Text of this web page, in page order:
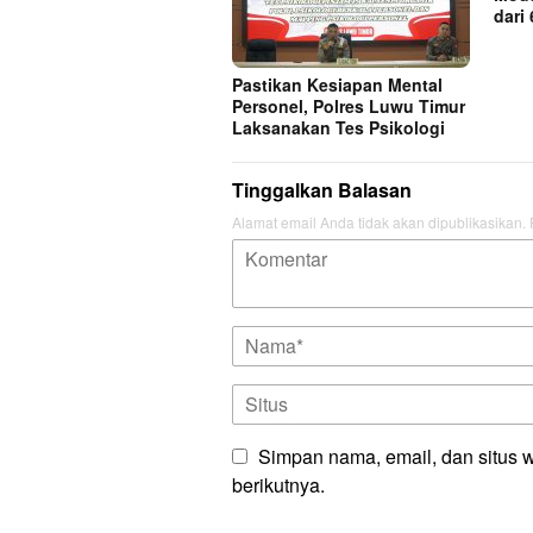
Pastikan Kesiapan Mental
Personel, Polres Luwu Timur
Laksanakan Tes Psikologi
dari
Tinggalkan Balasan
Alamat email Anda tidak akan dipublikasikan.
Simpan nama, email, dan situs
berikutnya.